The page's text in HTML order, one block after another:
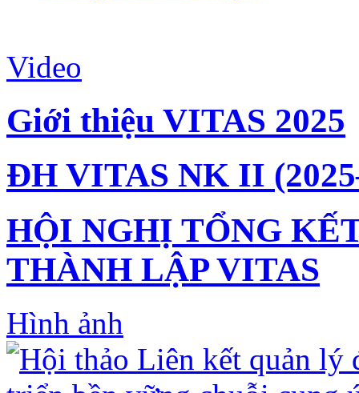
Video
Giới thiệu VITAS 2025
ĐH VITAS NK II
HỘI NGHỊ TỔNG
THÀNH LẬP VITAS
Hình ảnh